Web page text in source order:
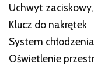
Uchwyt
Klucz do nakrętek
System chłodzenia
Oświetlenie